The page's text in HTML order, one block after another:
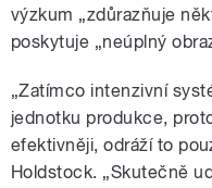
výzkum „zdůrazňuje
poskytuje „neúplný
„Zatímco intenzivní
jednotku produkce,
efektivněji, odráží to
Holdstock. „Skutečně